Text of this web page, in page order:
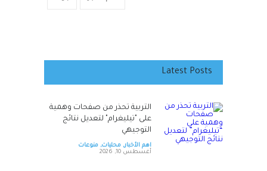
Latest Posts
التربية تحذر من صفحات وهمية
على "تيليغرام" لتعديل نتائج
التوجيهي
اهم الأخبار, محليات, منوعات
أغسطس 10, 2026